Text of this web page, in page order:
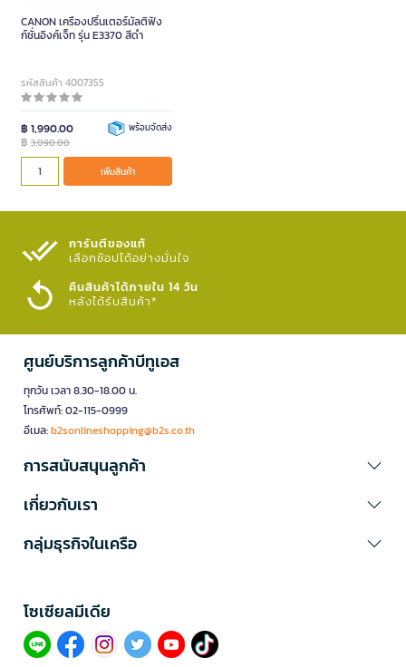
CANON เครื่องปริ้นเตอร์มัลติฟัง
ก์ชั่นอิงค์เจ็ท รุ่น E3370 สีดำ
รหัสสินค้า 4007355
฿ 1,990.00
฿ 3,090.00
พร้อมจัดส่ง
เพิ่มสินค้า
การันตีของแท้
เลือกช้อปได้อย่างมั่นใจ​
คืนสินค้าได้ภายใน 14 วัน
หลังได้รับสินค้า*
ศูนย์บริการลูกค้าบีทูเอส
ทุกวัน เวลา 8.30-18.00 น.
โทรศัพท์: 02-115-0999
อีเมล:b2sonlineshopping@b2s.co.th
การสนับสนุนลูกค้า
เกี่ยวกับเรา
กลุ่มธุรกิจในเครือ
โซเซียลมีเดีย​